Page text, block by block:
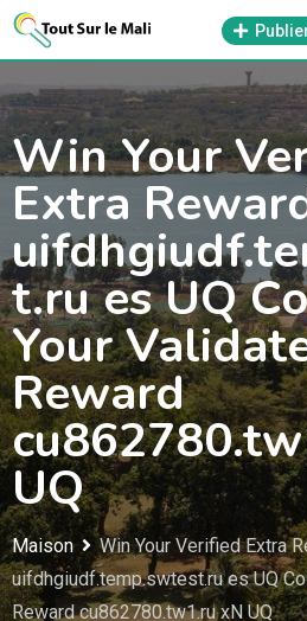
Aller
Win Your
Extra
t.ru es UQ
Your
Reward
UQ
Maison
Win Your Verified Extra
uifdhgiudf.temp.swtest.ru es UQ
Reward cu862780.tw1.ru xN UQ